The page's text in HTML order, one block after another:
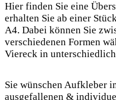
Hier finden Sie eine
erhalten Sie ab einer
A4. Dabei können Sie
verschiedenen Formen
Viereck in
Sie wünschen Aufkleber
ausgefallenen &